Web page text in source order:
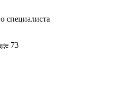
специалиста
73